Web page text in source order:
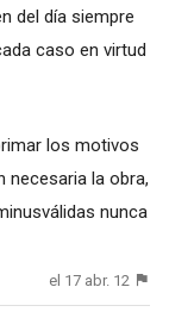
del día siempre
caso en virtud
los motivos
necesaria la obra,
nunca
el 17 abr. 12